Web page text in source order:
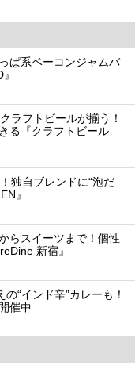
ぱ系ベーコンジャムバ
ラフトビールが揃う！
る『クラフトビール
独自ブレンドに“泡だ
』
らスイーツまで！個性
新宿』
“インド辛”カレーも！
催中